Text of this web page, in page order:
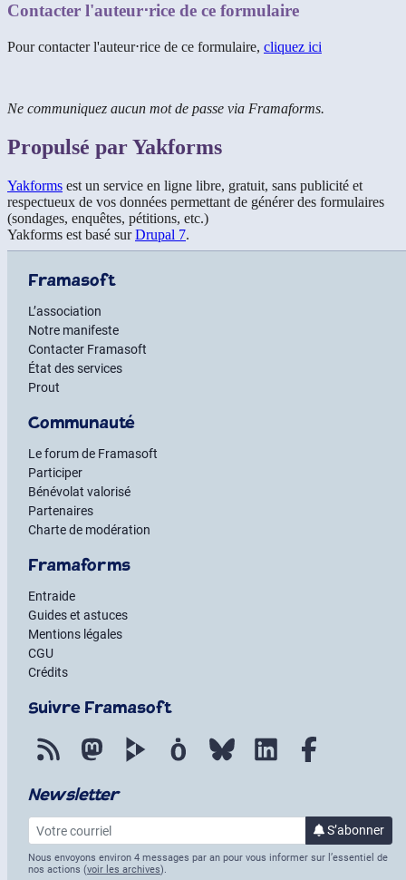
Contacter l'auteur⋅rice de ce formulaire
Pour contacter l'auteur⋅rice de ce formulaire, cliquez ici
Ne communiquez aucun mot de passe via Framaforms.
Propulsé par Yakforms
Yakforms est un service en ligne libre, gratuit, sans publicité et
respectueux de vos données permettant de générer des formulaires
(sondages, enquêtes, pétitions, etc.)
Yakforms est basé surDrupal 7.
Framasoft
L’association
Notre manifeste
Contacter Framasoft
État des services
Prout
Communauté
Le forum de Framasoft
Participer
Bénévolat valorisé
Partenaires
Charte de modération
Framaforms
Entraide
Guides et astuces
Mentions légales
CGU
Crédits
Suivre Framasoft
Flux RSS MastodonPeerTube Mobilizon Bluesky LinkedIn
Newsletter
Votre courriel
S’abonner
à la lettre
Nous envoyons environ 4 messages par an pour vous informer sur l’essentiel de
nos actions (voir les archives).